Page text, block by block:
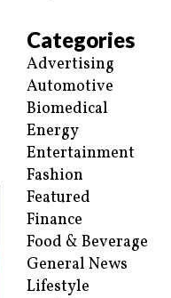
Categories
Advertising
Automotive
Biomedical
Energy
Entertainment
Fashion
Featured
Finance
Food & Beverage
General News
Lifestyle